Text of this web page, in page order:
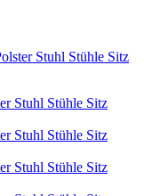
Stuhl Stühle Sitz